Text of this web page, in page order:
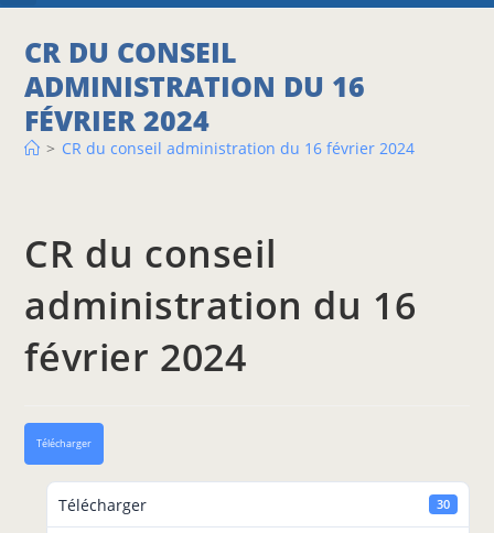
CR DU CONSEIL
ADMINISTRATION DU 16
FÉVRIER 2024
> CR du conseil administration du 16 février 2024
CR du conseil
administration du 16
février 2024
Télécharger
Télécharger 30